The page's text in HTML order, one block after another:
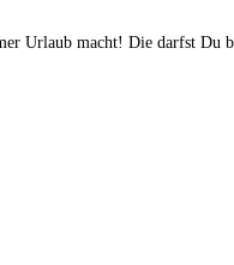
Urlaub macht! Die darfst Du